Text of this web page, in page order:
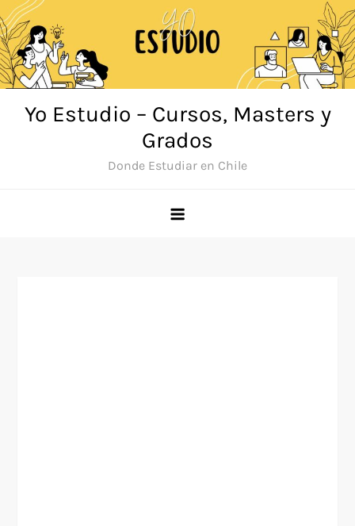
Saltar
al
contenido
Yo Estudio – Cursos, Masters y
Grados
Donde Estudiar en Chile